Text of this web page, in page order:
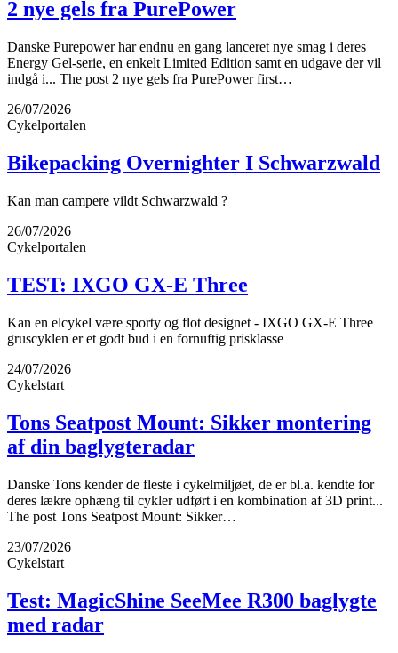
2 nye gels fra PurePower
Danske Purepower har endnu en gang lanceret nye smag i deres
Energy Gel-serie, en enkelt Limited Edition samt en udgave der vil
indgå i... The post 2 nye gels fra PurePower first…
26/07/2026
Cykelportalen
Bikepacking Overnighter I Schwarzwald
Kan man campere vildt Schwarzwald ?
26/07/2026
Cykelportalen
TEST: IXGO GX-E Three
Kan en elcykel være sporty og flot designet - IXGO GX-E Three
gruscyklen er et godt bud i en fornuftig prisklasse
24/07/2026
Cykelstart
Tons Seatpost Mount: Sikker montering
af din baglygteradar
Danske Tons kender de fleste i cykelmiljøet, de er bl.a. kendte for
deres lækre ophæng til cykler udført i en kombination af 3D print...
The post Tons Seatpost Mount: Sikker…
23/07/2026
Cykelstart
Test: MagicShine SeeMee R300 baglygte
med radar